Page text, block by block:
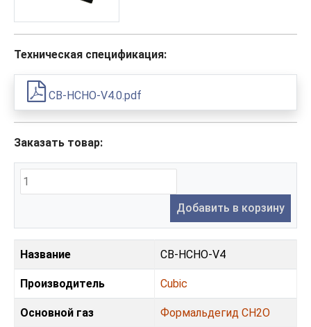
Техническая спецификация:
CB-HCHO-V4.0.pdf
Заказать товар:
Добавить в корзину
Название CB-HCHO-V4
Производитель Cubic
Основной газ Формальдегид CH2O